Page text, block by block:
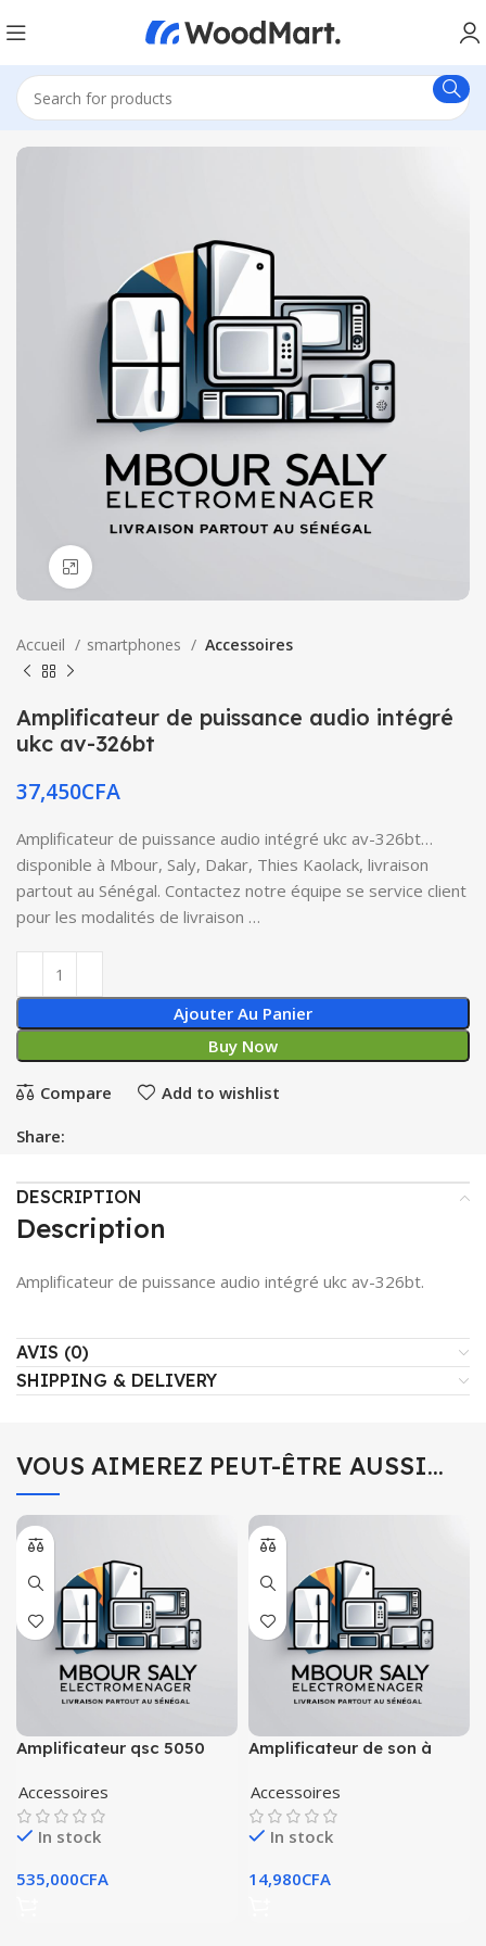
Accueil smartphones Accessoires
Amplificateur de puissance audio intégré
ukc av-326bt
37,450CFA
Amplificateur de puissance audio intégré ukc av-326bt…
disponible à Mbour, Saly, Dakar, Thies Kaolack, livraison
partout au Sénégal. Contactez notre équipe se service client
pour les modalités de livraison …
Ajouter Au Panier
Buy Now
Compare Add to wishlist
Share:
DESCRIPTION
Description
Amplificateur de puissance audio intégré ukc av-326bt.
AVIS (0)
SHIPPING & DELIVERY
VOUS AIMEREZ PEUT-ÊTRE AUSSI…
Amplificateur qsc 5050
Accessoires
In stock
535,000CFA
Amplificateur de son à
télécommande
Accessoires
In stock
14,980CFA